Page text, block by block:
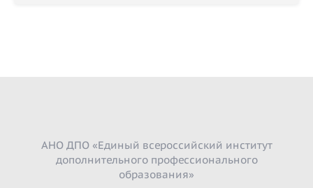
АНО ДПО «Единый всероссийский институт
дополнительного профессионального
образования»